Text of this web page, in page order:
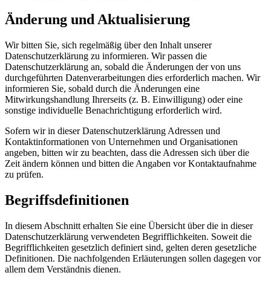
Änderung und Aktualisierung
Wir bitten Sie, sich regelmäßig über den Inhalt unserer
Datenschutzerklärung zu informieren. Wir passen die
Datenschutzerklärung an, sobald die Änderungen der von uns
durchgeführten Datenverarbeitungen dies erforderlich machen. Wir
informieren Sie, sobald durch die Änderungen eine
Mitwirkungshandlung Ihrerseits (z. B. Einwilligung) oder eine
sonstige individuelle Benachrichtigung erforderlich wird.
Sofern wir in dieser Datenschutzerklärung Adressen und
Kontaktinformationen von Unternehmen und Organisationen
angeben, bitten wir zu beachten, dass die Adressen sich über die
Zeit ändern können und bitten die Angaben vor Kontaktaufnahme
zu prüfen.
Begriffsdefinitionen
In diesem Abschnitt erhalten Sie eine Übersicht über die in dieser
Datenschutzerklärung verwendeten Begrifflichkeiten. Soweit die
Begrifflichkeiten gesetzlich definiert sind, gelten deren gesetzliche
Definitionen. Die nachfolgenden Erläuterungen sollen dagegen vor
allem dem Verständnis dienen.